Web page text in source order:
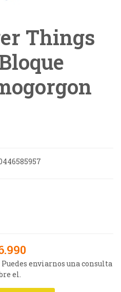
Things
enviarnos una consulta
el.